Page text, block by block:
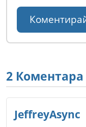
2 Коментара
JeffreyAsync